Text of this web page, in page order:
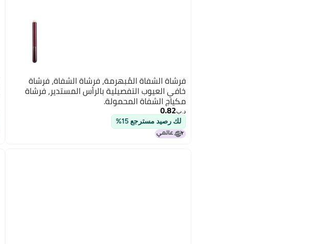
فرشاة الشفاة المُبهرمة، فرشاة الشفاة، فرشاة
خافي العيوب التفصيلية بالرأس المستدير، فرشاة
مكياج الشفاة المحمولة.
د.ب‏0.82
لك رصيد مسترجع 15%